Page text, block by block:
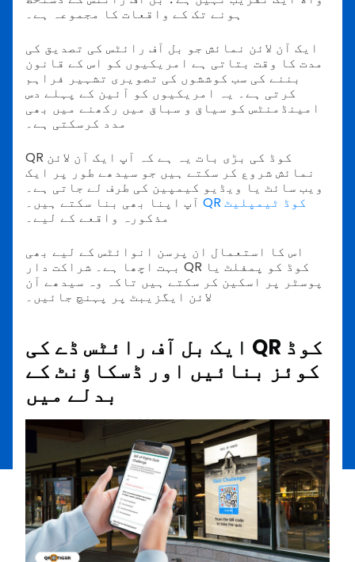
ہونے تک کے واقعات کا مجموعہ ہے۔
ایک آن لائن نمائش جو بل آف رائٹس کی تصدیق کی
مدت کا وقت بتاتی ہے امریکیوں کو اس کے قانون
بننے کی سب کوششوں کی تصویری تشہیر فراہم
کرتی ہے۔ یہ امریکیوں کو آئین کے پہلے دس
امینڈمنٹس کو سیاق و سباق میں رکھنے میں بھی
مدد کرسکتی ہے۔
QR کوڈ کی بڑی بات یہ ہے کہ آپ ایک آن لائن
نمائش شروع کر سکتے ہیں جو سیدھے طور پر ایک
ویب سائٹ یا ویڈیو کیمپین کی طرف لے جاتی ہے۔
QR کوڈ ٹیمپلیٹ
مذکورہ واقعے کے لیے۔
اس کا استعمال ان پرسن انوائٹس کے لیے بھی
بہت اچھا ہے۔ شراکت دار QR کوڈ کو پمفلٹ یا
پوسٹر پر اسکین کر سکتے ہیں تاکہ وہ سیدھے آن
لائن ایگزیبٹ پر پہنچ جائیں۔
ایک بل آف رائٹس ڈے کی QR کوڈ
کوئز بنائیں اور ڈسکاؤنٹ کے
بدلے میں